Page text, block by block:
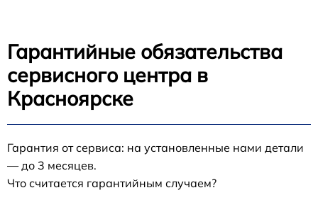
Гарантийные обязательства
сервисного центра в
Красноярске
Гарантия от сервиса: на установленные нами детали
— до 3 месяцев.
Что считается гарантийным случаем?